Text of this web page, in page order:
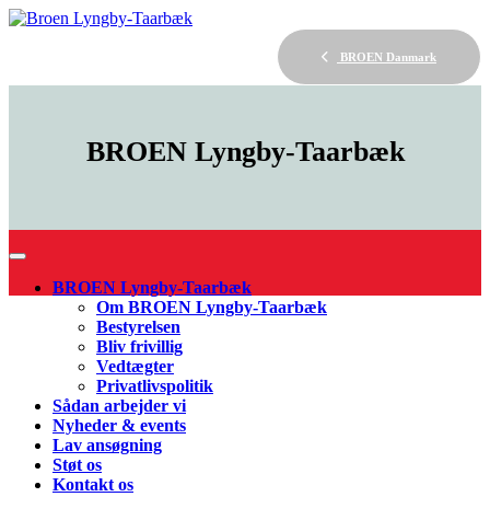
BROEN Danmark
BROENLyngby-Taarbæk
BROEN Lyngby-Taarbæk
Om BROEN Lyngby-Taarbæk
Bestyrelsen
Bliv frivillig
Vedtægter
Privatlivspolitik
Sådan arbejder vi
Nyheder & events
Lav ansøgning
Støt os
Kontakt os